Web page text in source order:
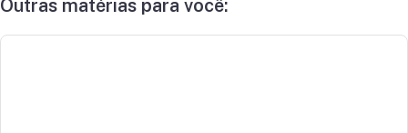
Outras matérias para você: